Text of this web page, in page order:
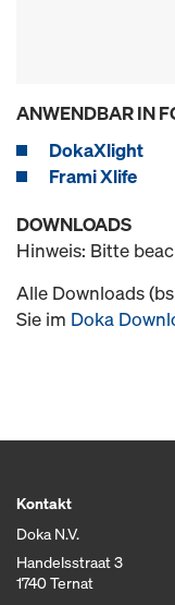
ANWENDBAR IN
DokaXlight
Frami Xlife
DOWNLOADS
Hinweis: Bitte
Alle Downloads
Sie im Doka
Kontakt
Doka N.V.
Handelsstraat 3
1740 Ternat